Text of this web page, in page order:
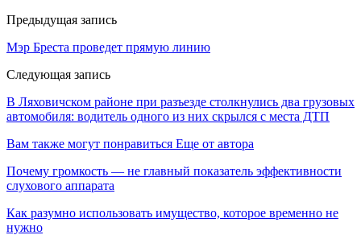
Предыдущая запись
Мэр Бреста проведет прямую линию
Следующая запись
В Ляховичском районе при разъезде столкнулись два грузовых
автомобиля: водитель одного из них скрылся с места ДТП
Вам также могут понравиться Еще от автора
Почему громкость — не главный показатель эффективности
слухового аппарата
Как разумно использовать имущество, которое временно не
нужно